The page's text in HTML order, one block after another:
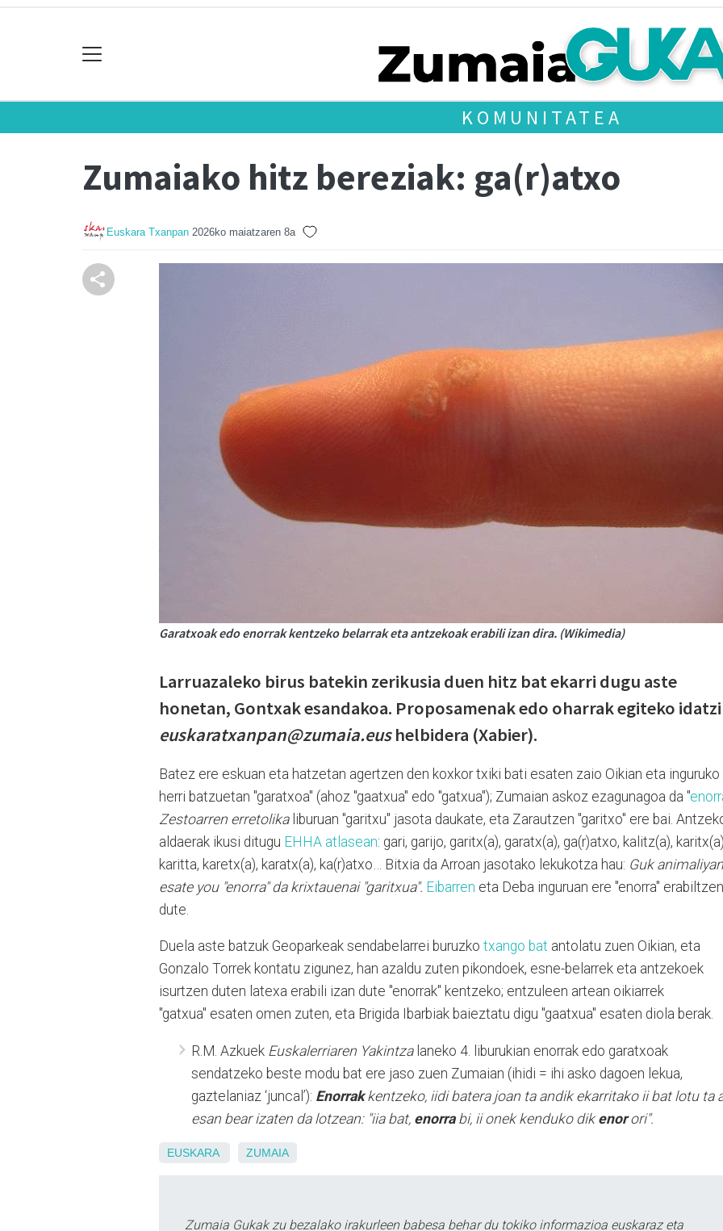
KOMUNITATEA
Zumaiako hitz bereziak: ga(r)atxo
Euskara Txanpan 2026ko maiatzaren 8a
Garatxoak edo enorrak kentzeko belarrak eta antzekoak erabili izan dira. (Wikimedia)
Larruazaleko birus batekin zerikusia duen hitz bat ekarri dugu aste
honetan, Gontxak esandakoa. Proposamenak edo oharrak egiteko idatzi
euskaratxanpan@zumaia.eushelbidera (Xabier).
Batez ere eskuan eta hatzetan agertzen den koxkor txiki bati esaten zaio Oikian eta inguruko
herri batzuetan "garatxoa" (ahoz "gaatxua" edo "gatxua"); Zumaian askoz ezagunagoa da "
Zestoarren erretolikaliburuan "garitxu" jasota daukate, eta Zarautzen "garitxo" ere bai.
aldaerak ikusi ditugu EHHA atlasean: gari, garijo, garitx(a), garatx(a), ga(r)atxo, kalitz(a),
karitta, karetx(a), karatx(a), ka(r)atxo… Bitxia da Arroan jasotako lekukotza hau: Guk
esate you "enorra" da krixtauenai "garitxua". Eibarren eta Deba inguruan ere "enorra" erabiltzen
dute.
Duela aste batzuk Geoparkeak sendabelarrei buruzko txango bat antolatu zuen Oikian, eta
Gonzalo Torrek kontatu zigunez, han azaldu zuten pikondoek, esne-belarrek eta antzekoek
isurtzen duten latexa erabili izan dute "enorrak" kentzeko; entzuleen artean oikiarrek
"gatxua" esaten omen zuten, eta Brigida Ibarbiak baieztatu digu "gaatxua" esaten diola berak.
R.M. Azkuek Euskalerriaren Yakintzalaneko 4. liburukian enorrak edo garatxoak
sendatzeko beste modu bat ere jaso zuen Zumaian (ihidi = ihi asko dagoen lekua,
gaztelaniaz ‘juncal’): Enorrakkentzeko, iidi batera joan ta andik ekarritako ii bat lotu ta
esan bear izaten da lotzean: "iia bat, enorrabi, ii onek kenduko dik enorori".
EUSKARA ZUMAIA
Zumaia Gukak zu bezalako irakurleen babesa behar du tokiko informazioa euskaraz eta